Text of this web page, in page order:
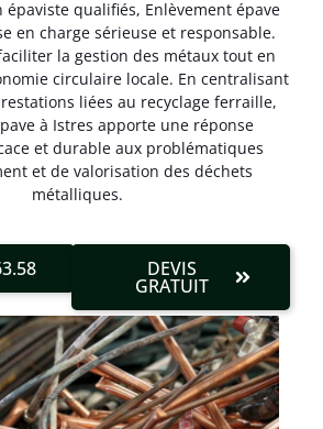
épaviste qualifiés, Enlèvement épave
en charge sérieuse et responsable.
la gestion des métaux tout en
circulaire locale. En centralisant
liées au recyclage ferraille,
à Istres apporte une réponse
et durable aux problématiques
et de valorisation des déchets
métalliques.
DEVIS
GRATUIT